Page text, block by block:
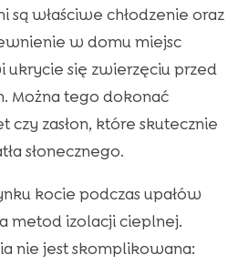
są właściwe chłodzenie oraz
w domu miejsc
ukrycie się zwierzęciu przed
Można tego dokonać
czy zasłon, które skutecznie
słonecznego.
kocie podczas upałów
metod izolacji cieplnej.
nie jest skomplikowana: